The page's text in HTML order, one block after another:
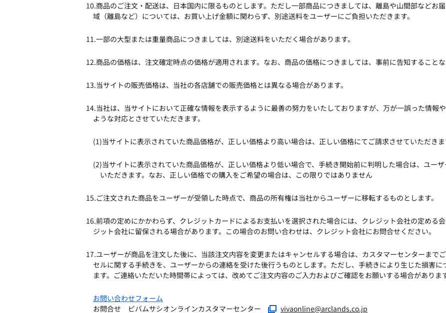
10.商品のご注文・配送は、日本国内に限るものとします。ただし一部商品につきましては、離島や山間部などお
域（離島など）については、お買い上げ金額に関わらず、別途送料をユーザーにご負担いただきます。
11.一部の大型または重量商品につきましては、別途送料をいただく場合があります。
12.商品の価格は、注文確定時点の価格が適用されます。なお、商品の価格につきましては、事前に告知することな
13.当サイトの販売価格は、当社の各店舗での販売価格とは異なる場合があります。
14.当社は、当サイトにおいて正確な情報を表示するように最善の努力をいたしておりますが、万が一誤った情報
ような対応とさせていただきます。
(1)当サイトに表示されていた商品価格が、正しい価格より高い場合は、正しい価格にてご請求させていただき
(2)当サイトに表示されていた商品価格が、正しい価格より低い場合で、手続き開始前に判明した場合は、ユー
いただきます。なお、正しい価格での購入をご希望の場合は、この限りではありません
15.ご注文された商品をユーザーが受領した時点で、商品の所有権は当社からユーザーに移転するものとします。
16.前項の定めにかかわらず、クレジットカードによるお支払いを選択された場合には、クレジット会社の定める
ジット会社に留保される場合があります。この場合のお問い合わせは、クレジット会社にお問合せください。
17.ユーザーが商品を注文した後に、当該注文内容を変更またはキャンセルする場合は、カスタマーセンターまで
セルに関する手続きを、ユーザーからの連絡を受けた後行うものとします。ただし、手続きにより生じた損害
ます。ご連絡いただいた時間帯によっては、改めてご注文内容のご入力およびご確認をお願いする場合があります
お問い合わせフォーム
お問合せ ビバムサシオンラインカスタマーセンター
vivaonline@arclands.co.jp